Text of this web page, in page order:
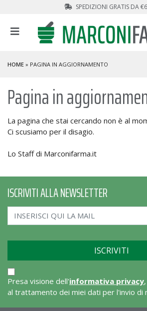
SPEDIZIONI GRATIS DA
HOME » PAGINA IN AGGIORNAMENTO
Pagina in
La pagina che stai cercando non è al
Ci scusiamo per il disagio.
Lo Staff di Marconifarma.it
ISCRIVITI ALLA NEWSLETTER
Presa visione dell'informativa privacy
al trattamento dei miei dati per l'invio di